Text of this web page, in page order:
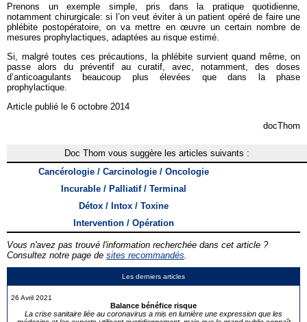
Les derniers articles
26 Avril 2021
Balance bénéfice risque
La crise sanitaire liée au coronavirus a mis en lumière une expression que les
Prenons un exemple simple, pris dans la pratique quotidienne,
notamment chirurgicale: si l’on veut éviter à un patient opéré de faire une
phlébite postopératoire, on va mettre en œuvre un certain nombre de
mesures prophylactiques, adaptées au risque estimé.
Si, malgré toutes ces précautions, la phlébite survient quand même, on
passe alors du préventif au curatif, avec, notamment, des doses
d’anticoagulants beaucoup plus élevées que dans la phase
prophylactique.
Article publié le 6 octobre 2014
docThom
Doc Thom vous suggère les articles suivants :
Cancérologie / Carcinologie / Oncologie
Incurable / Palliatif / Terminal
Détox / Intox / Toxine
Intervention / Opération
Vous n'avez pas trouvé l'information recherchée dans cet article ?
Consultez notre page de sites recommandés